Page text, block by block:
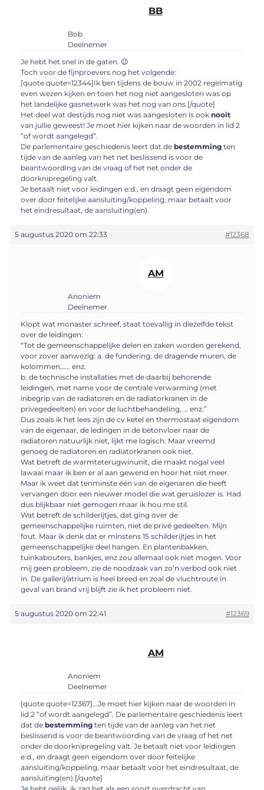
BB
Bob
Deelnemer
Je hebt het snel in de gaten. 😉
Toch voor de fijnproevers nog het volgende:
[quote quote=12344]Ik ben tijdens de bouw in 2002 regelmatig
even wezen kijken en toen het nog niet aangesloten was op
het landelijke gasnetwerk was het nog van ons.[/quote]
Het deel wat destijds nog niet was aangesloten is ook nooit
van jullie geweest! Je moet hier kijken naar de woorden in lid 2
“of wordt aangelegd”.
De parlementaire geschiedenis leert dat de bestemming ten
tijde van de aanleg van het net beslissend is voor de
beantwoording van de vraag of het net onder de
doorknipregeling valt.
Je betaalt niet voor leidingen e.d., en draagt geen eigendom
over door feitelijke aansluiting/koppeling, maar betaalt voor
het eindresultaat, de aansluiting(en).
5 augustus 2020 om 22:33 #12368
AM
Anoniem
Deelnemer
Klopt wat monaster schreef, staat toevallig in diezelfde tekst
over de leidingen:
“Tot de gemeenschappelijke delen en zaken worden gerekend,
voor zover aanwezig: a. de fundering, de dragende muren, de
kolommen,….. enz.
b. de technische installaties met de daarbij behorende
leidingen, met name voor de centrale verwarming (met
inbegrip van de radiatoren en de radiatorkranen in de
privegedeelten) en voor de luchtbehandeling, … enz.”
Dus zoals ik het lees zijn de cv ketel en thermostaat eigendom
van de eigenaar, de ledingen in de betonvloer naar de
radiatoren natuurlijk niet, lijkt me logisch. Maar vreemd
genoeg de radiatoren en radiatorkranen ook niet.
Wat betreft de warmteterugwinunit, die maakt nogal veel
lawaai maar ik ben er al aan gewend en hoor het niet meer.
Maar ik weet dat tenminste één van de eigenaren die heeft
vervangen door een nieuwer model die wat geruislozer is. Had
dus blijkbaar niet gemogen maar ik hou me stil.
Wat betreft de schilderijtjes, dat ging over de
gemeenschappelijke ruimten, niet de privé gedeelten. Mijn
fout. Maar ik denk dat er minstens 15 schilderijtjes in het
gemeenschappelijke deel hangen. En plantenbakken,
tuinkabouters, bankjes, enz zou allemaal ook niet mogen. Voor
mij geen probleem, zie de noodzaak van zo’n verbod ook niet
in. De gallerij/atrium is heel breed en zoal de vluchtroute in
geval van brand vrij blijft zie ik het probleem niet.
5 augustus 2020 om 22:41 #12369
AM
Anoniem
Deelnemer
[quote quote=12367]…Je moet hier kijken naar de woorden in
lid 2 “of wordt aangelegd”. De parlementaire geschiedenis leert
dat de bestemming ten tijde van de aanleg van het net
beslissend is voor de beantwoording van de vraag of het net
onder de doorknipregeling valt. Je betaalt niet voor leidingen
e.d., en draagt geen eigendom over door feitelijke
aansluiting/koppeling, maar betaalt voor het eindresultaat, de
aansluiting(en).[/quote]